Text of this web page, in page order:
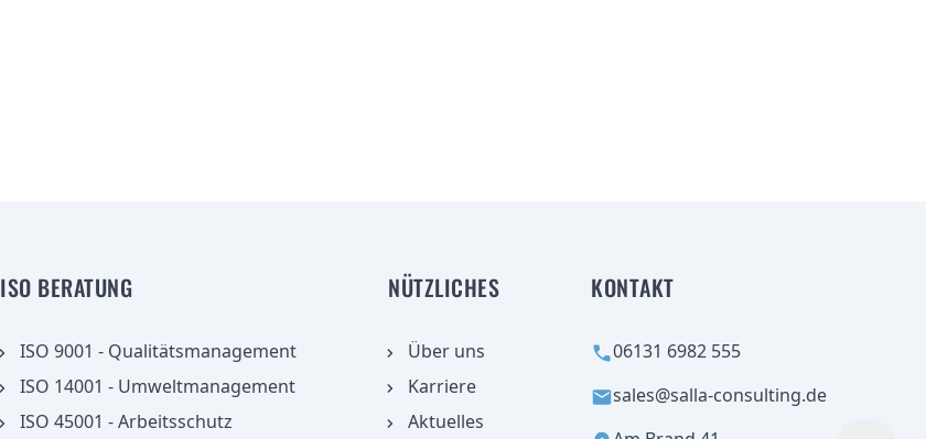
ISO BERATUNG
ISO 9001 - Qualitätsmanagement
ISO 14001 - Umweltmanagement
ISO 45001 - Arbeitsschutz
NÜTZLICHES
Über uns
Karriere
Aktuelles
KONTAKT
06131 6982 555
sales@salla-consulting.de